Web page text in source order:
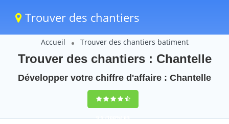
Trouver des chantiers
Accueil Trouver des chantiers batiment
Trouver des chantiers : Chantelle
Développer votre chiffre d'affaire : Chantelle
9,5(100%)63